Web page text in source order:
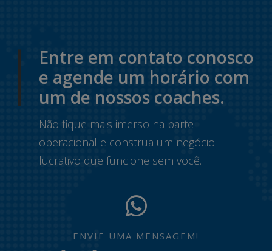
Entre em contato conosco
e agende um horário com
um de nossos coaches.
Não fique mais imerso na parte
operacional e construa um negócio
lucrativo que funcione sem você.
ENVIE UMA MENSAGEM!